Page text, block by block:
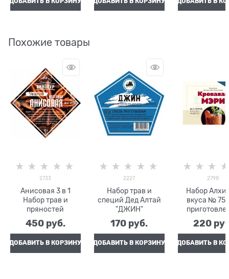
Похожие товары
2733
Анисовая 3 в 1
Набор трав и
пряностей
450 руб.
ДОБАВИТЬ В КОРЗИНУ
2227
Набор трав и
специй Дед Алтай
"ДЖИН"
170 руб.
ДОБАВИТЬ В КОРЗИНУ
2798
Набор
вкуса № 75
настойки
Мэри", 57
220
ДОБАВИТЬ В